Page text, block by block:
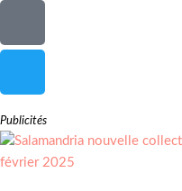
Publicités